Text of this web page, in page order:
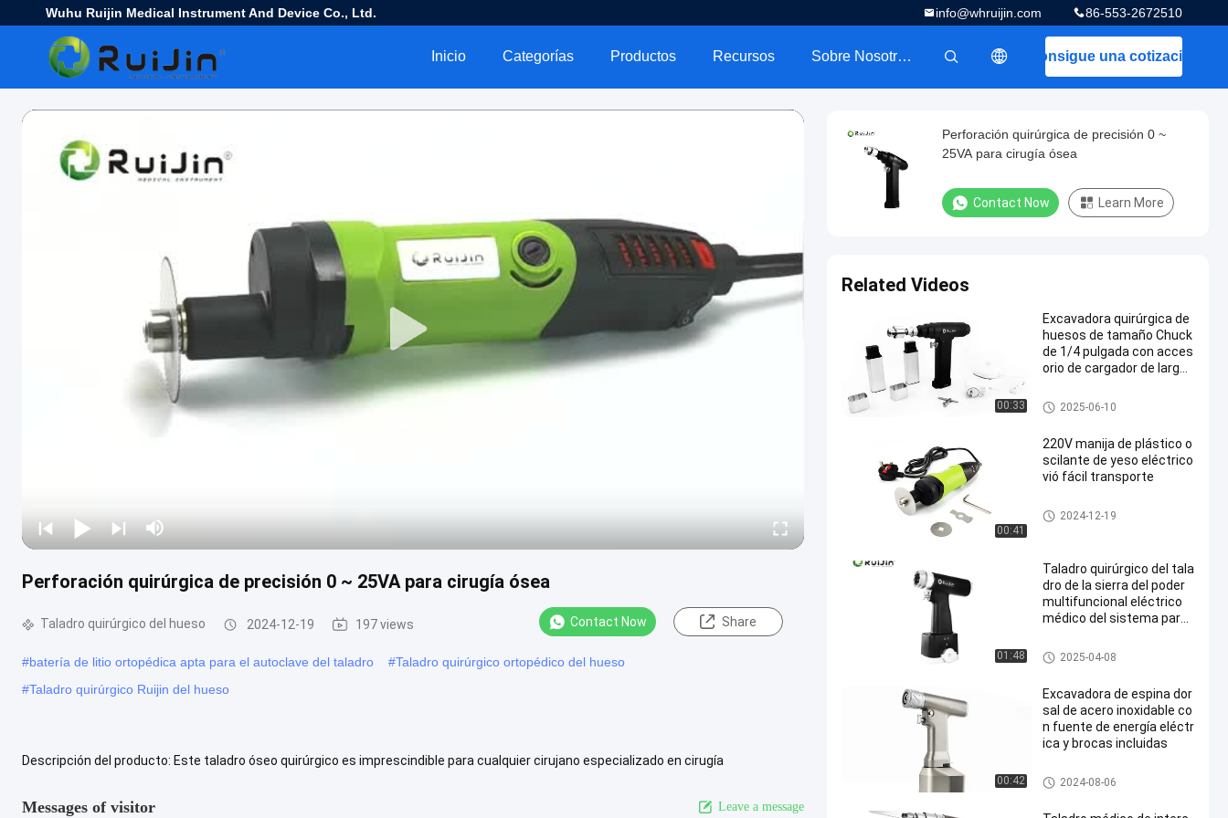
Wuhu Ruijin Medical Instrument And Device Co., Ltd. 86-553-2672510
info@whruijin.com
Consigue una cotización
Inicio Categorías Productos Recursos Sobre Nosotros
Perforación quirúrgica de precisión 0 ~ 25VA para cirugía ósea
Taladro quirúrgico del hueso 2024-12-19 197 views Contact Now Share
#batería de litio ortopédica apta para el autoclave del taladro #Taladro quirúrgico ortopédico del hueso
#Taladro quirúrgico Ruijin del hueso
Descripción del producto: Este taladro óseo quirúrgico es imprescindible para cualquier cirujano especializado en cirugía
Messages of visitor Leave a message
Perforación quirúrgica de precisión 0 ~
25VA para cirugía ósea
Contact Now Learn More
Related Videos
00:33
Excavadora quirúrgica de
huesos de tamaño Chuck
de 1/4 pulgada con acces
orio de cargador de larga
Taladro quirúrgico del hueso
2025-06-10
00:41
220V manija de plástico o
scilante de yeso eléctrico
vió fácil transporte
Sierra eléctrica del yeso
2024-12-19
01:48
Taladro quirúrgico del tala
dro de la sierra del poder
multifuncional eléctrico
médico del sistema para l
Sistema multifuncional de la s
ierra del taladro
2025-04-08
00:42
Excavadora de espina dor
sal de acero inoxidable co
n fuente de energía eléctr
ica y brocas incluidas
Taladro de la espina dorsal
2024-08-06